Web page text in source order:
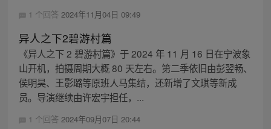
1 个回答 2024年11月04日 09:49
异人之下2碧游村篇
《异人之下 2 碧游村篇》于 2024 年 11 月 16 日在宁波象
山开机，拍摄周期大概 80 天左右。第二季依旧由彭翌畅、
侯明昊、王影璐等原班人马集结，还新增了文琪等新成
员。导演继续由许宏宇担任，...
1 个回答 2024年09月07日 20:44